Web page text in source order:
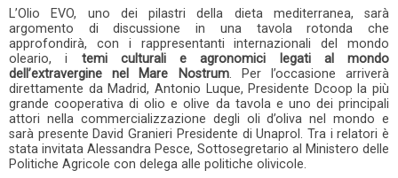
L’Olio EVO, uno dei pilastri della dieta mediterranea, sarà
argomento di discussione in una tavola rotonda che
approfondirà, con i rappresentanti internazionali del mondo
oleario, i temi culturali e agronomici legati al mondo
dell’extravergine nel Mare Nostrum. Per l’occasione arriverà
direttamente da Madrid, Antonio Luque, Presidente Dcoop la più
grande cooperativa di olio e olive da tavola e uno dei principali
attori nella commercializzazione degli oli d’oliva nel mondo e
sarà presente David Granieri Presidente di Unaprol. Tra i relatori è
stata invitata Alessandra Pesce, Sottosegretario al Ministero delle
Politiche Agricole con delega alle politiche olivicole.